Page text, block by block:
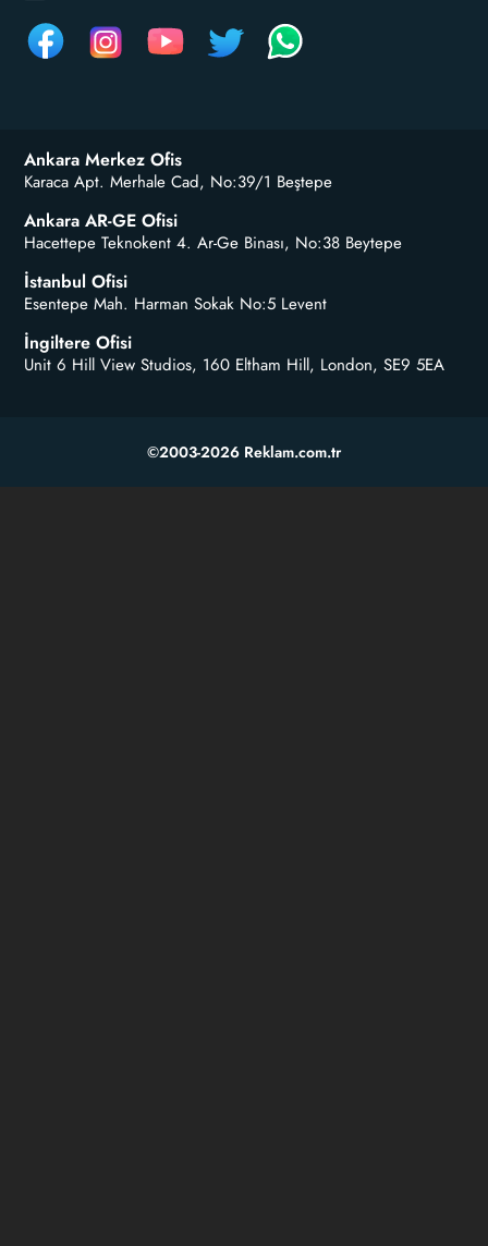
Ankara Merkez Ofis
Karaca Apt. Merhale Cad, No:39/1 Beştepe
Ankara AR-GE Ofisi
Hacettepe Teknokent 4. Ar-Ge Binası, No:38 Beytepe
İstanbul Ofisi
Esentepe Mah. Harman Sokak No:5 Levent
İngiltere Ofisi
Unit 6 Hill View Studios, 160 Eltham Hill, London, SE9 5EA
©2003-2026 Reklam.com.tr